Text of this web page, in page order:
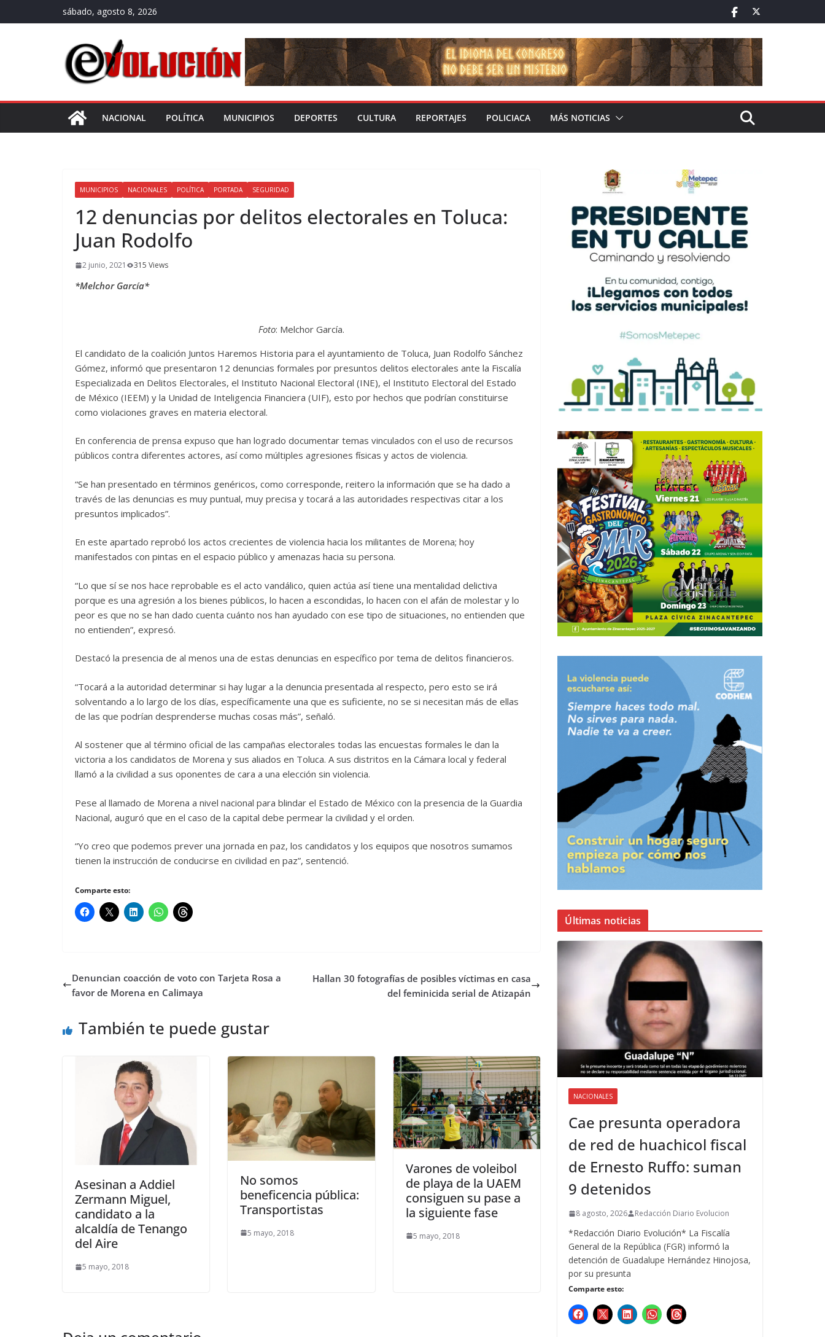
al
sábado, agosto 8, 2026
NACIONAL POLÍTICA MUNICIPIOS DEPORTES CULTURA REPORTAJES POLICIACA MÁS NOTICIAS
MUNICIPIOS NACIONALES POLÍTICA PORTADA SEGURIDAD
12 denuncias por delitos electorales en Toluca:
Juan Rodolfo
2 junio, 2021 315 Views
*Melchor García*
Foto: Melchor García.
El candidato de la coalición Juntos Haremos Historia para el ayuntamiento de Toluca, Juan Rodolfo Sánchez
Gómez, informó que presentaron 12 denuncias formales por presuntos delitos electorales ante la Fiscalía
Especializada en Delitos Electorales, el Instituto Nacional Electoral (INE), el Instituto Electoral del Estado
de México (IEEM) y la Unidad de Inteligencia Financiera (UIF), esto por hechos que podrían constituirse
como violaciones graves en materia electoral.
En conferencia de prensa expuso que han logrado documentar temas vinculados con el uso de recursos
públicos contra diferentes actores, así como múltiples agresiones físicas y actos de violencia.
“Se han presentado en términos genéricos, como corresponde, reitero la información que se ha dado a
través de las denuncias es muy puntual, muy precisa y tocará a las autoridades respectivas citar a los
presuntos implicados”.
En este apartado reprobó los actos crecientes de violencia hacia los militantes de Morena; hoy
manifestados con pintas en el espacio público y amenazas hacia su persona.
“Lo que sí se nos hace reprobable es el acto vandálico, quien actúa así tiene una mentalidad delictiva
porque es una agresión a los bienes públicos, lo hacen a escondidas, lo hacen con el afán de molestar y lo
peor es que no se han dado cuenta cuánto nos han ayudado con ese tipo de situaciones, no entienden que
no entienden”, expresó.
Destacó la presencia de al menos una de estas denuncias en específico por tema de delitos financieros.
“Tocará a la autoridad determinar si hay lugar a la denuncia presentada al respecto, pero esto se irá
solventando a lo largo de los días, específicamente una que es suficiente, no se si necesitan más de ellas
de las que podrían desprenderse muchas cosas más”, señaló.
Al sostener que al término oficial de las campañas electorales todas las encuestas formales le dan la
victoria a los candidatos de Morena y sus aliados en Toluca. A sus distritos en la Cámara local y federal
llamó a la civilidad a sus oponentes de cara a una elección sin violencia.
Pese al llamado de Morena a nivel nacional para blindar el Estado de México con la presencia de la Guardia
Nacional, auguró que en el caso de la capital debe permear la civilidad y el orden.
“Yo creo que podemos prever una jornada en paz, los candidatos y los equipos que nosotros sumamos
tienen la instrucción de conducirse en civilidad en paz”, sentenció.
Comparte esto:
Denuncian coacción de voto con Tarjeta Rosa a
favor de Morena en Calimaya
Hallan 30 fotografías de posibles víctimas en casa
del feminicida serial de Atizapán
También te puede gustar
Asesinan a Addiel
Zermann Miguel,
candidato a la
alcaldía de Tenango
del Aire
5 mayo, 2018
No somos
beneficencia pública:
Transportistas
5 mayo, 2018
Varones de voleibol
de playa de la UAEM
consiguen su pase a
la siguiente fase
5 mayo, 2018
Últimas noticias
NACIONALES
Cae presunta operadora
de red de huachicol fiscal
de Ernesto Ruffo: suman
9 detenidos
8 agosto, 2026 Redacción Diario Evolucion
*Redacción Diario Evolución* La Fiscalía
General de la República (FGR) informó la
detención de Guadalupe Hernández Hinojosa,
por su presunta
Comparte esto: